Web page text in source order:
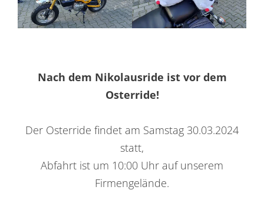
Nach dem Nikolausride ist vor dem
Osterride!
Der Osterride findet am Samstag 30.03.2024
statt,
Abfahrt ist um 10:00 Uhr auf unserem
Firmengelände.